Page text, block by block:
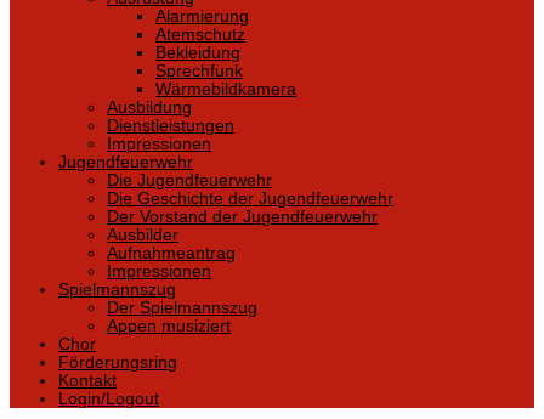
Alarmierung
Atemschutz
Bekleidung
Sprechfunk
Wärmebildkamera
Ausbildung
Dienstleistungen
Impressionen
Jugendfeuerwehr
Die Jugendfeuerwehr
Die Geschichte der Jugendfeuerwehr
Der Vorstand der Jugendfeuerwehr
Ausbilder
Aufnahmeantrag
Impressionen
Spielmannszug
Der Spielmannszug
Appen musiziert
Chor
Förderungsring
Kontakt
Login/Logout